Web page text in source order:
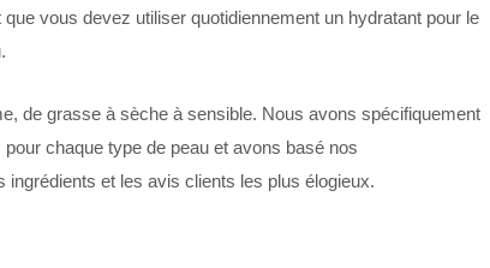
vous devez utiliser quotidiennement un hydratant pour le
de grasse à sèche à sensible. Nous avons spécifiquement
chaque type de peau et avons basé nos
ingrédients et les avis clients les plus élogieux.